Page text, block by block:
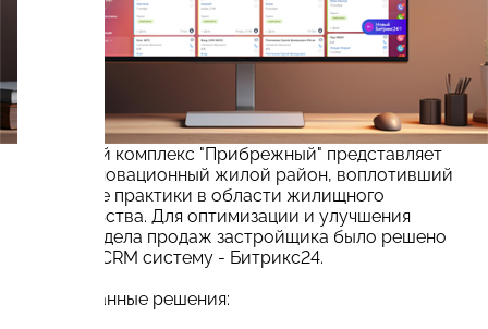
Курортный комплекс "Прибрежный" представляет
собой инновационный жилой район, воплотивший
передовые практики в области жилищного
строительства. Для оптимизации и улучшения
работы отдела продаж застройщика было решено
внедрить CRM систему - Битрикс24.
Реализованные решения: